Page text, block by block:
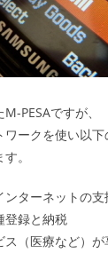
PESAですが、
ワークを使い以
。
ンターネットの支
登録と納税
ス（医療など）